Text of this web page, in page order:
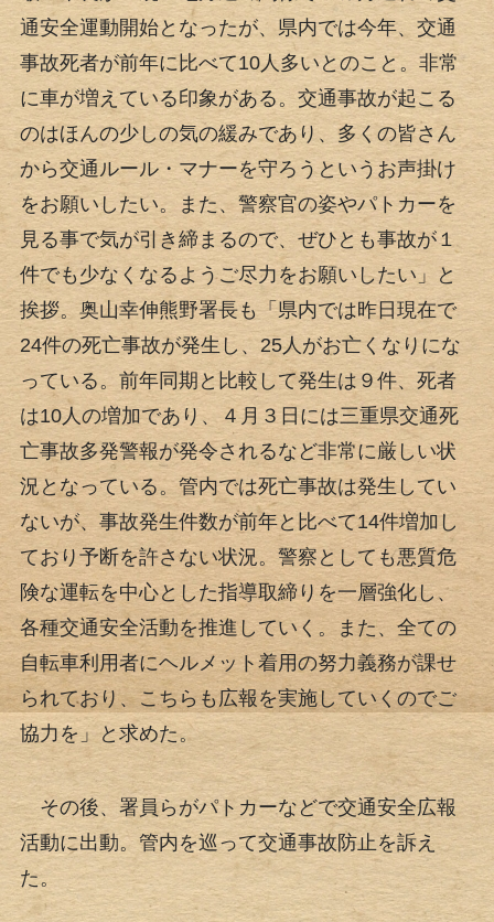
通安全運動開始となったが、県内では今年、交通
事故死者が前年に比べて10人多いとのこと。非常
に車が増えている印象がある。交通事故が起こる
のはほんの少しの気の緩みであり、多くの皆さん
から交通ルール・マナーを守ろうというお声掛け
をお願いしたい。また、警察官の姿やパトカーを
見る事で気が引き締まるので、ぜひとも事故が１
件でも少なくなるようご尽力をお願いしたい」と
挨拶。奥山幸伸熊野署長も「県内では昨日現在で
24件の死亡事故が発生し、25人がお亡くなりにな
っている。前年同期と比較して発生は９件、死者
は10人の増加であり、４月３日には三重県交通死
亡事故多発警報が発令されるなど非常に厳しい状
況となっている。管内では死亡事故は発生してい
ないが、事故発生件数が前年と比べて14件増加し
ており予断を許さない状況。警察としても悪質危
険な運転を中心とした指導取締りを一層強化し、
各種交通安全活動を推進していく。また、全ての
自転車利用者にヘルメット着用の努力義務が課せ
られており、こちらも広報を実施していくのでご
協力を」と求めた。
その後、署員らがパトカーなどで交通安全広報
活動に出動。管内を巡って交通事故防止を訴え
た。